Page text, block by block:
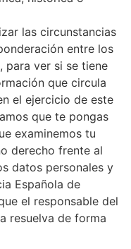
las circunstancias
entre los
para ver si se tiene
que circula
el ejercicio de este
que te pongas
examinemos tu
derecho frente al
datos personales y
Española de
el responsable del
resuelva de forma